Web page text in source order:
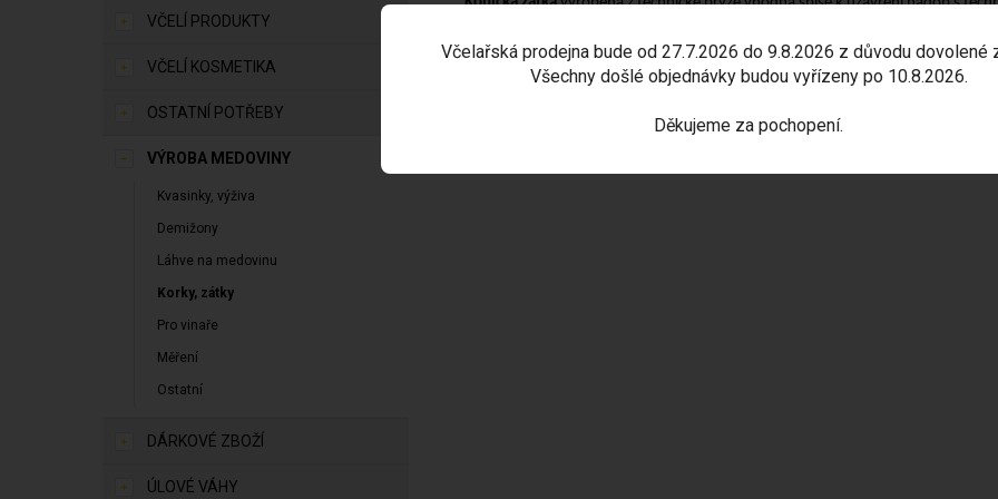
VČELÍ PRODUKTY
VČELÍ KOSMETIKA
OSTATNÍ POTŘEBY
VÝROBA MEDOVINY
Kvasinky, výživa
Demižony
Láhve na medovinu
Korky, zátky
Pro vinaře
Měření
Ostatní
DÁRKOVÉ ZBOŽÍ
ÚLOVÉ VÁHY
Délka: 39 mm
Horní průměr: 32 mm
Včelařská prodejna bude od 27.7.2026 do 9.8.2026 z důvodu dovolené
Všechny došlé objednávky budou vyřízeny po 10.8.2026.
Děkujeme za pochopení.